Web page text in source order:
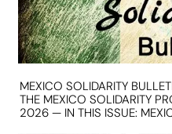
MEXICO SOLIDARITY
THE MEXICO SOLIDARITY
2026 — IN THIS ISSUE: